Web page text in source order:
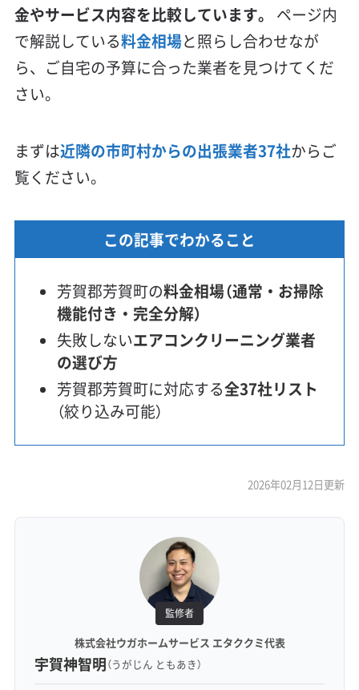
金やサービス内容を比較しています。
ページ内
で解説している料金相場と照らし合わせなが
ら、ご自宅の予算に合った業者を見つけてくだ
さい。
まずは近隣の市町村からの出張業者37社からご
覧ください。
この記事でわかること
芳賀郡芳賀町の料金相場（通常・お掃除
機能付き・完全分解）
失敗しないエアコンクリーニング業者
の選び方
芳賀郡芳賀町に対応する全37社リスト
（絞り込み可能）
2026年02月12日更新
監修者
株式会社ウガホームサービス エタククミ代表
宇賀神智明（うがじん ともあき）